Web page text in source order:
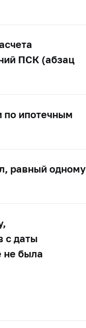
ПСК (абзац
по ипотечным
равный одному
с даты
не была